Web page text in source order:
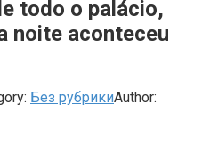
todo o palácio,
noite aconteceu
Без рубрикиAuthor: